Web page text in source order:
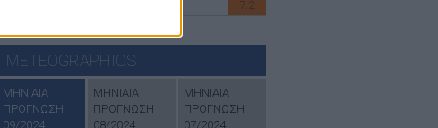
7.2
METEOGRAPHICS
ΜΗΝΙΑΙΑ
ΠΡΟΓΝΩΣΗ
09/2024
ΜΗΝΙΑΙΑ
ΠΡΟΓΝΩΣΗ
08/2024
ΜΗΝΙΑΙΑ
ΠΡΟΓΝΩΣΗ
07/2024